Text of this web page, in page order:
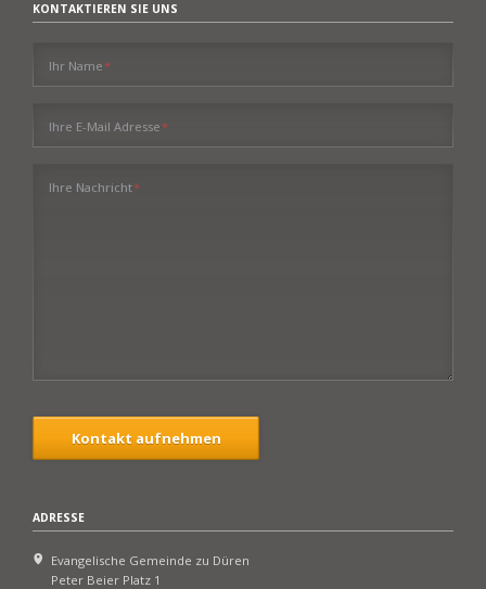
KONTAKTIEREN SIE UNS
Pflichtfeld
Ihr Name*
Pflichtfeld
Ihre E-Mail Adresse*
Pflichtfeld
Ihre Nachricht*
Kontakt aufnehmen
ADRESSE
Evangelische Gemeinde zu Düren
Peter Beier Platz 1